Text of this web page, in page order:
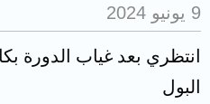
9 يونيو 2024
انتظري بعد غياب الدورة
البول